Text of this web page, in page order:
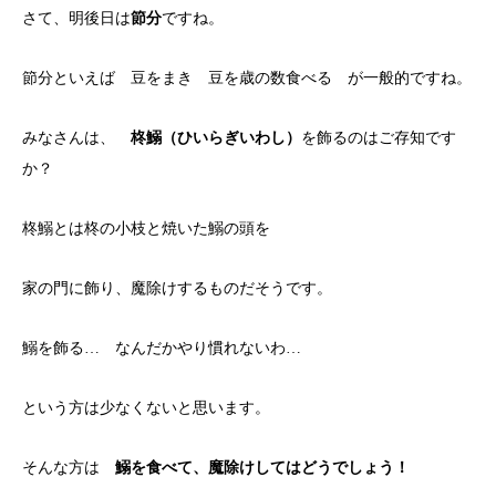
さて、明後日は節分ですね。
節分といえば 豆をまき 豆を歳の数食べる が一般的ですね。
みなさんは、 柊鰯（ひいらぎいわし） を飾るのはご存知です
か？
柊鰯とは柊の小枝と焼いた鰯の頭を
家の門に飾り、魔除けするものだそうです。
鰯を飾る… なんだかやり慣れないわ…
という方は少なくないと思います。
そんな方は 鰯を食べて、魔除けしてはどうでしょう！